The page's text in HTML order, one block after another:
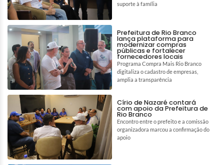
suporte à família
Prefeitura de Rio Branco
lança plataforma para
modernizar compras
públicas e fortalecer
fornecedores locais
Programa Compra Mais Rio Branco
digitaliza o cadastro de empresas,
amplia a transparência
Círio de Nazaré contará
com apoio da Prefeitura de
Rio Branco
Encontro entre o prefeito e a comissão
organizadora marcou a confirmação do
apoio